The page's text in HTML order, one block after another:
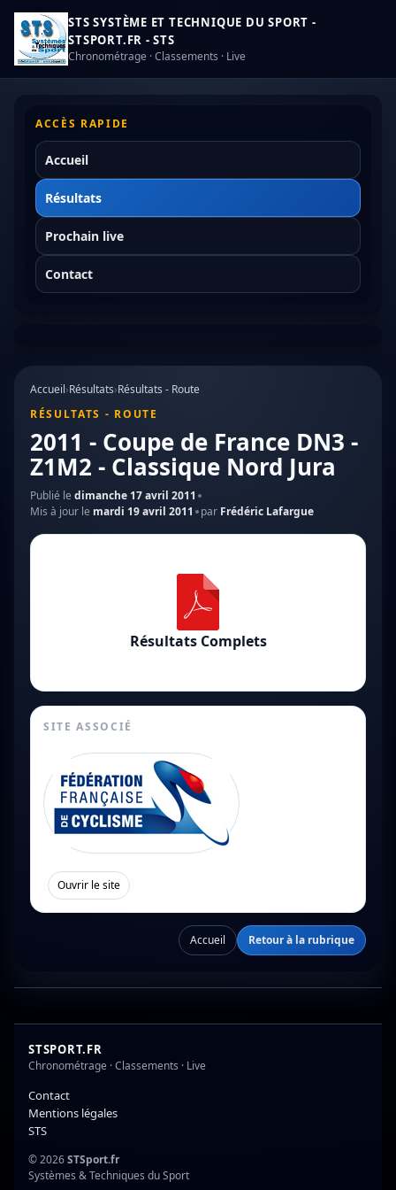
STS SYSTÈME ET TECHNIQUE DU SPORT -
STSPORT.FR - STS
Chronométrage · Classements · Live
ACCÈS RAPIDE
Accueil
Résultats
Prochain live
Contact
Accueil›Résultats›Résultats - Route
RÉSULTATS - ROUTE
2011 - Coupe de France DN3 -
Z1M2 - Classique Nord Jura
Publié le dimanche 17 avril 2011
Mis à jour le mardi 19 avril 2011 par Frédéric Lafargue
Résultats Complets
SITE ASSOCIÉ
Ouvrir le site
Accueil Retour à la rubrique
STSPORT.FR
Chronométrage · Classements · Live
Contact
Mentions légales
STS
© 2026STSport.fr
Systèmes & Techniques du Sport